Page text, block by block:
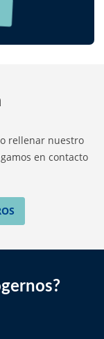
o rellenar nuestro
en contacto